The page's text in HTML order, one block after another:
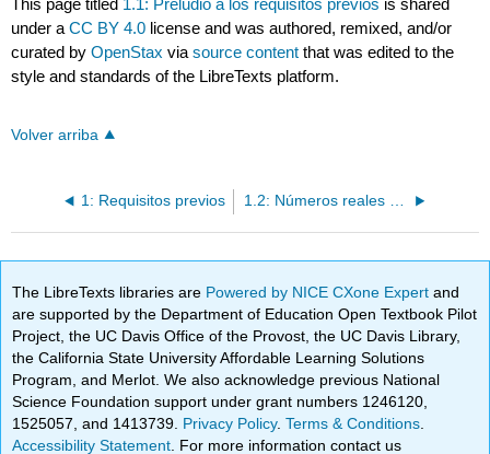
under aCC BY 4.0 license and was authored, remixed, and/or
curated byOpenStax viasource content that was edited to the
style and standards of the LibreTexts platform.
Volver arriba
1: Requisitos previos
The LibreTexts libraries are Powered by NICE CXone Expertand
are supported by the Department of Education Open Textbook Pilot
Project, the UC Davis Office of the Provost, the UC Davis Library,
the California State University Affordable Learning Solutions
Program, and Merlot. We also acknowledge previous National
Science Foundation support under grant numbers 1246120,
1525057, and 1413739. Privacy Policy.Terms & Conditions
Accessibility Statement . For more information contact us